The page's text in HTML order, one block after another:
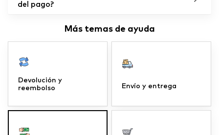
Más temas de ayuda
Devolución y
reembolso
Envío y entrega
del pago?